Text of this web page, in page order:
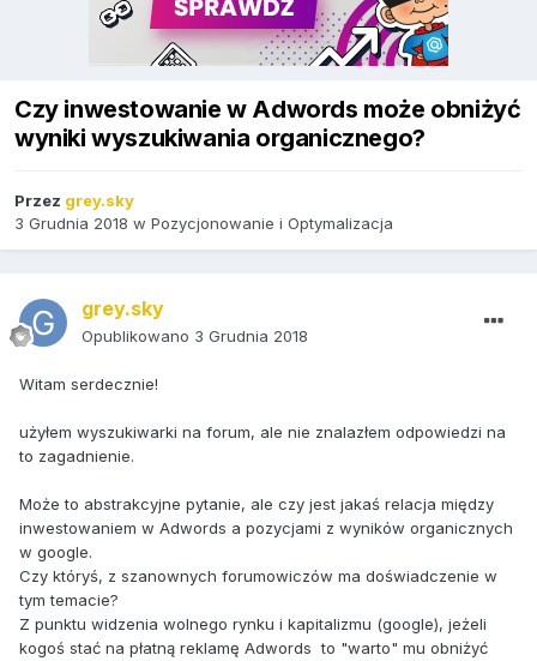
Czy inwestowanie w Adwords może obniżyć
wyniki wyszukiwania organicznego?
Przez grey.sky
3 Grudnia 2018 w Pozycjonowanie i Optymalizacja
grey.sky
Opublikowano 3 Grudnia 2018
Witam serdecznie!
użyłem wyszukiwarki na forum, ale nie znalazłem odpowiedzi na
to zagadnienie.
Może to abstrakcyjne pytanie, ale czy jest jakaś relacja między
inwestowaniem w Adwords a pozycjami z wyników organicznych
w google.
Czy któryś, z szanownych forumowiczów ma doświadczenie w
tym temacie?
Z punktu widzenia wolnego rynku i kapitalizmu (google), jeżeli
kogoś stać na płatną reklamę Adwords to "warto" mu obniżyć